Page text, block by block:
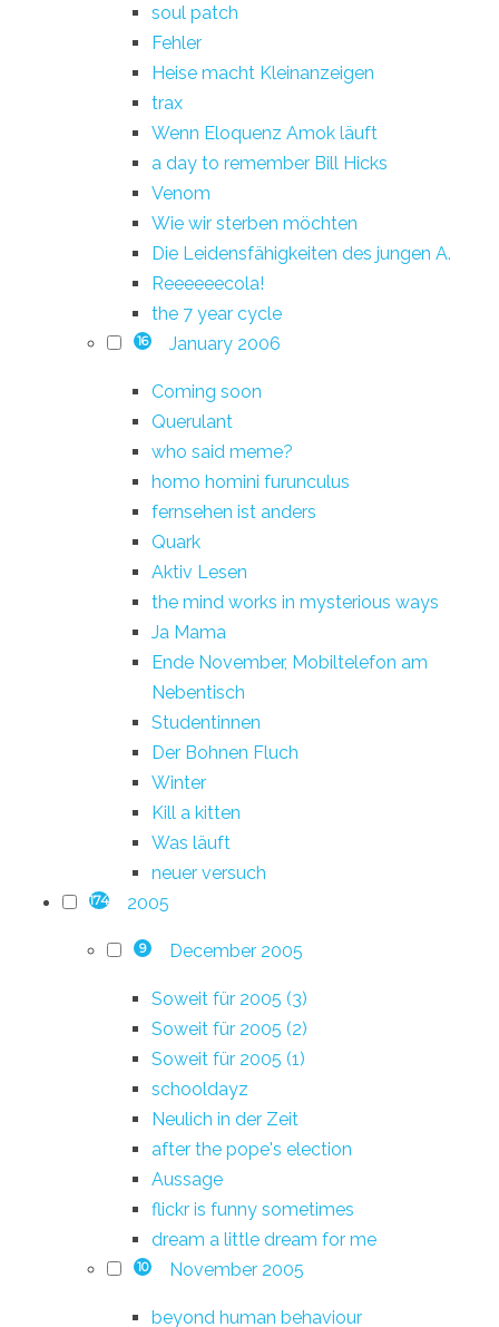
soul patch
Fehler
Heise macht Kleinanzeigen
trax
Wenn Eloquenz Amok läuft
a day to remember Bill Hicks
Venom
Wie wir sterben möchten
Die Leidensfähigkeiten des jungen A.
Reeeeeecola!
the 7 year cycle
16 January 2006
Coming soon
Querulant
who said meme?
homo homini furunculus
fernsehen ist anders
Quark
Aktiv Lesen
the mind works in mysterious ways
Ja Mama
Ende November, Mobiltelefon am
Nebentisch
Studentinnen
Der Bohnen Fluch
Winter
Kill a kitten
Was läuft
neuer versuch
174 2005
9 December 2005
Soweit für 2005 (3)
Soweit für 2005 (2)
Soweit für 2005 (1)
schooldayz
Neulich in der Zeit
after the pope's election
Aussage
flickr is funny sometimes
dream a little dream for me
10 November 2005
beyond human behaviour